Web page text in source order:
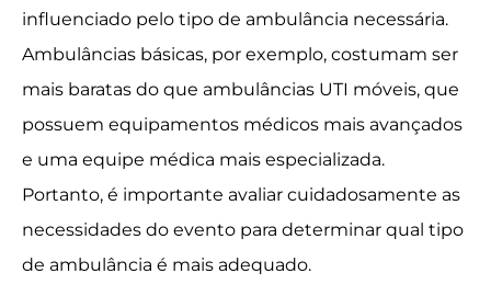
influenciado pelo tipo de ambulância necessária.
Ambulâncias básicas, por exemplo, costumam ser
mais baratas do que ambulâncias UTI móveis, que
possuem equipamentos médicos mais avançados
e uma equipe médica mais especializada.
Portanto, é importante avaliar cuidadosamente as
necessidades do evento para determinar qual tipo
de ambulância é mais adequado.